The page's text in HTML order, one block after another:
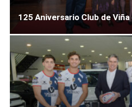
125 Aniversario Club de Viña